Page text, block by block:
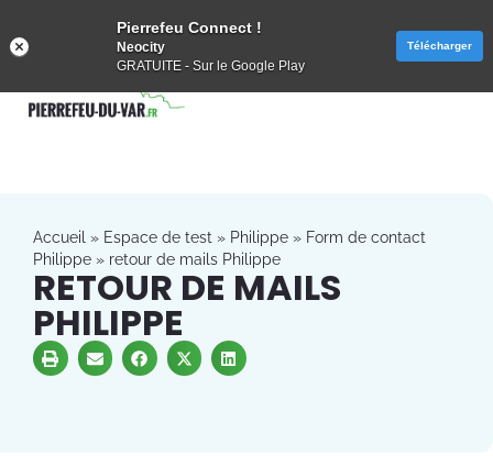
Accueil » Espace de test » Philippe » Form de contact
Philippe » retour de mails Philippe
RETOUR DE MAILS
PHILIPPE
Pierrefeu Connect !
Neocity
GRATUITE - Sur le Google Play
Télécharger